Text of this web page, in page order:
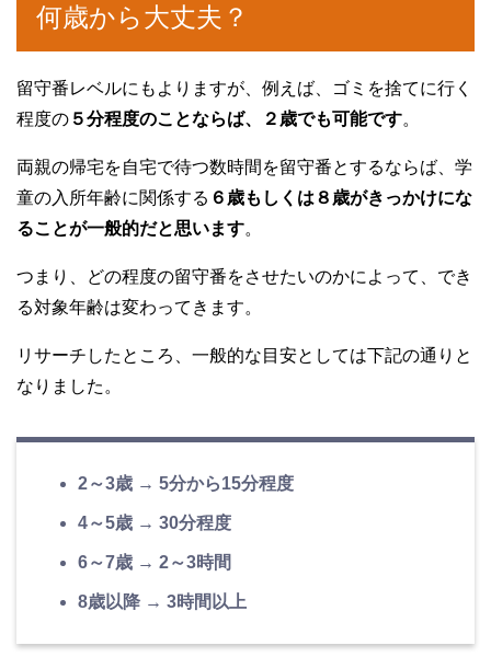
何歳から大丈夫？
留守番レベルにもよりますが、例えば、ゴミを捨てに行く
程度の ５分程度のことならば、２歳でも可能です。
両親の帰宅を自宅で待つ数時間を留守番とするならば、学
童の入所年齢に関係する ６歳もしくは８歳がきっかけにな
ることが一般的だと思います。
つまり、どの程度の留守番をさせたいのかによって、でき
る対象年齢は変わってきます。
リサーチしたところ、一般的な目安としては下記の通りと
なりました。
2～3歳 → 5分から15分程度
4～5歳 → 30分程度
6～7歳 → 2～3時間
8歳以降 → 3時間以上